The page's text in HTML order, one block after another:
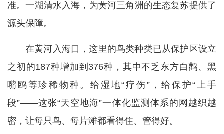
准。一湖清水入海，为黄河三角洲的生态复苏提供了
源头保障。
在黄河入海口，这里的鸟类种类已从保护区设立
之初的187种增加到376种，其中不乏东方白鹳、黑
嘴鸥等珍稀物种。给湿地“疗伤”，给保护“上手
段”——这张“天空地海”一体化监测体系的网越织越
密，让每只鸟、每片滩都看得住、管得好。